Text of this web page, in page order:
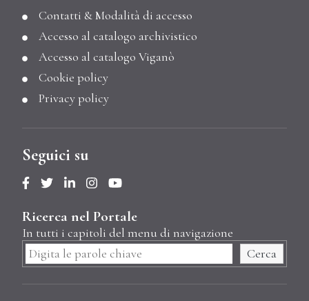
Contatti & Modalità di accesso
Accesso al catalogo archivistico
Accesso al catalogo Viganò
Cookie policy
Privacy policy
Seguici su
Ricerca nel Portale
In tutti i capitoli del menu di navigazione
Cerca